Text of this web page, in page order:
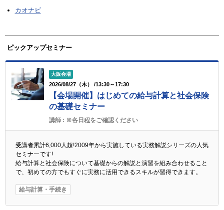
カオナビ
ピックアップセミナー
大阪会場
2026/08/27（木） /13:30～17:30
【会場開催】はじめての給与計算と社会保険
の基礎セミナー
講師 : ※各日程をご確認ください
受講者累計6,000人超!2009年から実施している実務解説シリーズの人気
セミナーです!
給与計算と社会保険について基礎からの解説と演習を組み合わせること
で、初めての方でもすぐに実務に活用できるスキルが習得できます。
給与計算・手続き